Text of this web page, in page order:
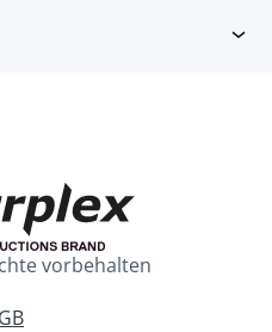
vorbehalten